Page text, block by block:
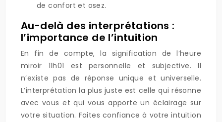
de confort et osez.
Au-delà des interprétations :
l’importance de l’intuition
En fin de compte, la signification de l’heure
miroir 11h01 est personnelle et subjective. Il
n’existe pas de réponse unique et universelle.
L’interprétation la plus juste est celle qui résonne
avec vous et qui vous apporte un éclairage sur
votre situation. Faites confiance à votre intuition